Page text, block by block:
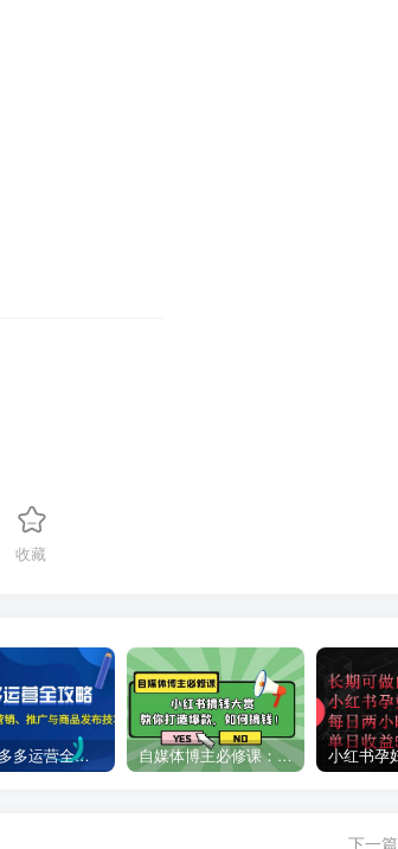
收藏
2024拼多多运营全攻略：开店、流量、营销、推广与商品发布技巧（无水印） 自媒体博主必修课：小红书搞钱大赏，教你打造爆款，如何搞钱（11节课）
下一篇